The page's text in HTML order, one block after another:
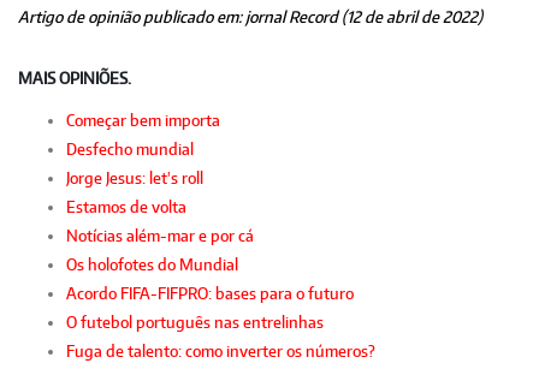
Artigo de opinião publicado em: jornal Record (12 de abril de 2022)
MAIS OPINIÕES.
Começar bem importa
Desfecho mundial
Jorge Jesus: let's roll
Estamos de volta
Notícias além-mar e por cá
Os holofotes do Mundial
Acordo FIFA-FIFPRO: bases para o futuro
O futebol português nas entrelinhas
Fuga de talento: como inverter os números?